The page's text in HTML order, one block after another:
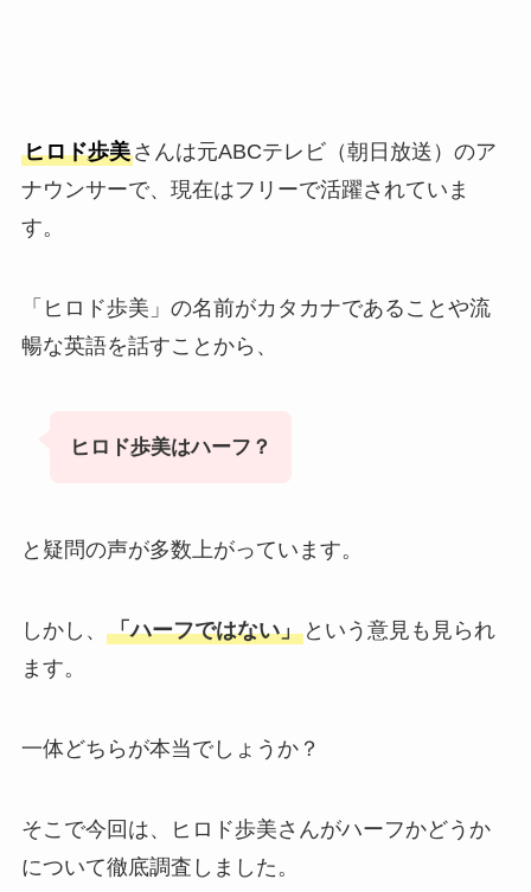
ヒロド歩美さんは元ABCテレビ（朝日放送）のア
ナウンサーで、現在はフリーで活躍されていま
す。
「ヒロド歩美」の名前がカタカナであることや流
暢な英語を話すことから、
ヒロド歩美はハーフ？
と疑問の声が多数上がっています。
しかし、 「ハーフではない」という意見も見られ
ます。
一体どちらが本当でしょうか？
そこで今回は、ヒロド歩美さんがハーフかどうか
について徹底調査しました。